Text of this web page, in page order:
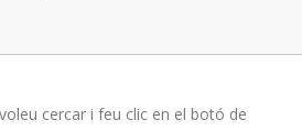
cercar i feu clic en el botó de